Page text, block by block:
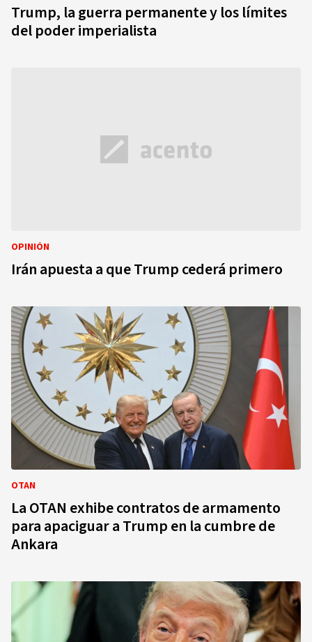
Trump, la guerra permanente y los límites
del poder imperialista
OPINIÓN
Irán apuesta a que Trump cederá primero
OTAN
La OTAN exhibe contratos de armamento
para apaciguar a Trump en la cumbre de
Ankara